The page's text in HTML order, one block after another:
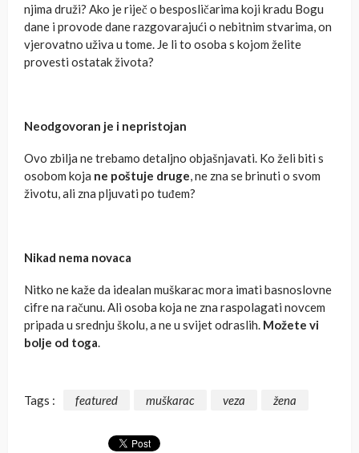
njima druži? Ako je riječ o besposličarima koji kradu Bogu
dane i provode dane razgovarajući o nebitnim stvarima, on
vjerovatno uživa u tome. Je li to osoba s kojom želite
provesti ostatak života?
Neodgovoran je i nepristojan
Ovo zbilja ne trebamo detaljno objašnjavati. Ko želi biti s
osobom koja ne poštuje druge, ne zna se brinuti o svom
životu, ali zna pljuvati po tuđem?
Nikad nema novaca
Nitko ne kaže da idealan muškarac mora imati basnoslovne
cifre na računu. Ali osoba koja ne zna raspolagati novcem
pripada u srednju školu, a ne u svijet odraslih. Možete vi
bolje od toga.
Tags : featured muškarac veza žena